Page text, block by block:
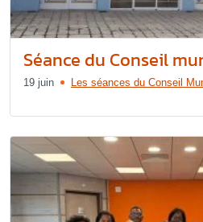
Séance du Conseil
19 juin Les séances du Conseil